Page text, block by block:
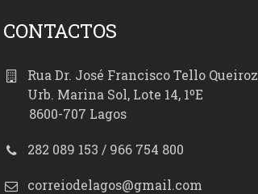
CONTACTOS
Rua Dr. José Francisco Tello Queiroz
Urb. Marina Sol, Lote 14, 1ºE
8600-707 Lagos
282 089 153 / 966 754 800
correiodelagos@gmail.com